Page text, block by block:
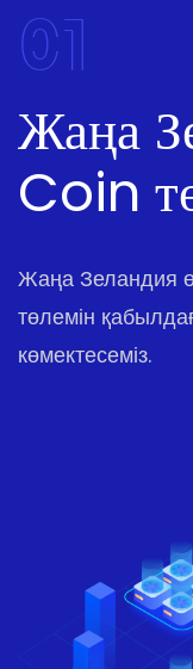
01
Жаңа
Coin
Жаңа Зеландия
төлемін
көмектесеміз.